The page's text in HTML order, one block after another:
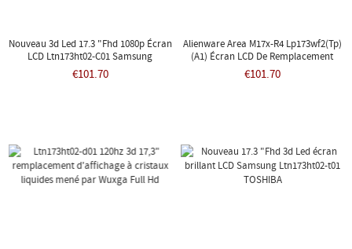
Nouveau 3d Led 17.3 "Fhd 1080p Écran
LCD Ltn173ht02-C01 Samsung
Np700g7c-S06de
€101.70
Alienware Area M17x-R4 Lp173wf2(tp)
(a1) Écran LCD De Remplacement
Pour Ordinateur Portable 17,3" Full HD
LED DIODE (3D)
€101.70